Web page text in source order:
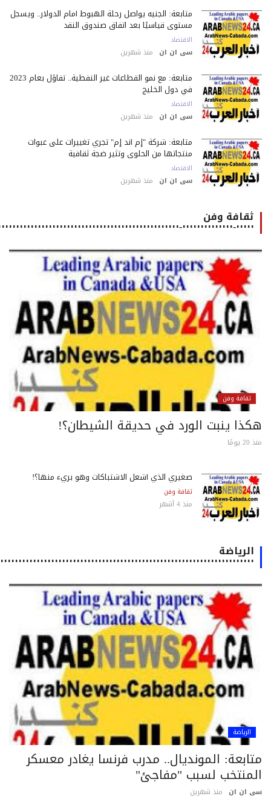
متابعة: الجنيه يواصل رحلة الهبوط أمام الدولار.. ويسجل
مستوى قياسيًا بعد اتفاق صندوق النقد
الاقتصاد
سى ان ان منذ شهرين
متابعة: مع نمو القطاعات غير النفطية.. تفاؤل بعام 2023
في دول الخليج
الاقتصاد
سى ان ان منذ شهرين
متابعة: شركة "إم أند إم" تجري تغييرات على عبوات
منتجاتها من الحلوى وتثير ضجة ثقافية
الاقتصاد
سى ان ان منذ شهرين
ثقافة وفن
٠٠٠٠٠-٠٠٠٠٠٠٠٠٠٠٠٠٠٠-٠٠٠٠٠٠٠٠٠٠٠٠٠٠٠٠٠٠٠٠٠٠٠٠٠٠٠٠٠٠٠٠٠٠٠٠٠٠٠٠٠٠٠٠٠٠٠٠٠٠٠٠٠
ثقافة وفن
ينبت الورد في حديقة الشيطان؟!
صغيري الذي أشعل الاشتباكات وهو بريء منها؟!
ثقافة وفن
منذ 4 أشهر
الرياضة
٠٠٠٠٠٠٠٠٠٠٠٠٠٠٠٠٠٠٠٠٠٠٠٠٠٠٠٠٠٠٠٠٠٠٠٠٠٠٠٠٠٠٠٠٠٠٠٠٠٠٠٠٠٠٠٠٠٠٠٠٠٠٠٠٠٠٠٠٠٠٠٠٠٠
الرياضة
المونديال.. مدرب فرنسا يغادر معسكر
لسبب "مفاجئ"
ان ان منذ شهرين